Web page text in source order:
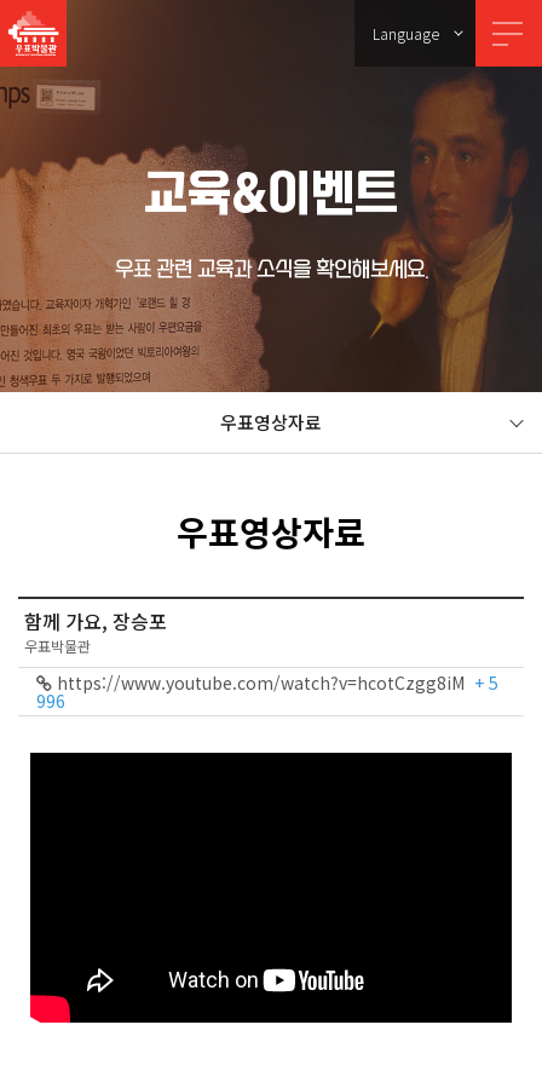
Language
교육&이벤트
우표 관련 교육과 소식을 확인해보세요.
우표영상자료
우표영상자료
함께 가요, 장승포
우표박물관
https://www.youtube.com/watch?v=hcotCzgg8iM + 5
996